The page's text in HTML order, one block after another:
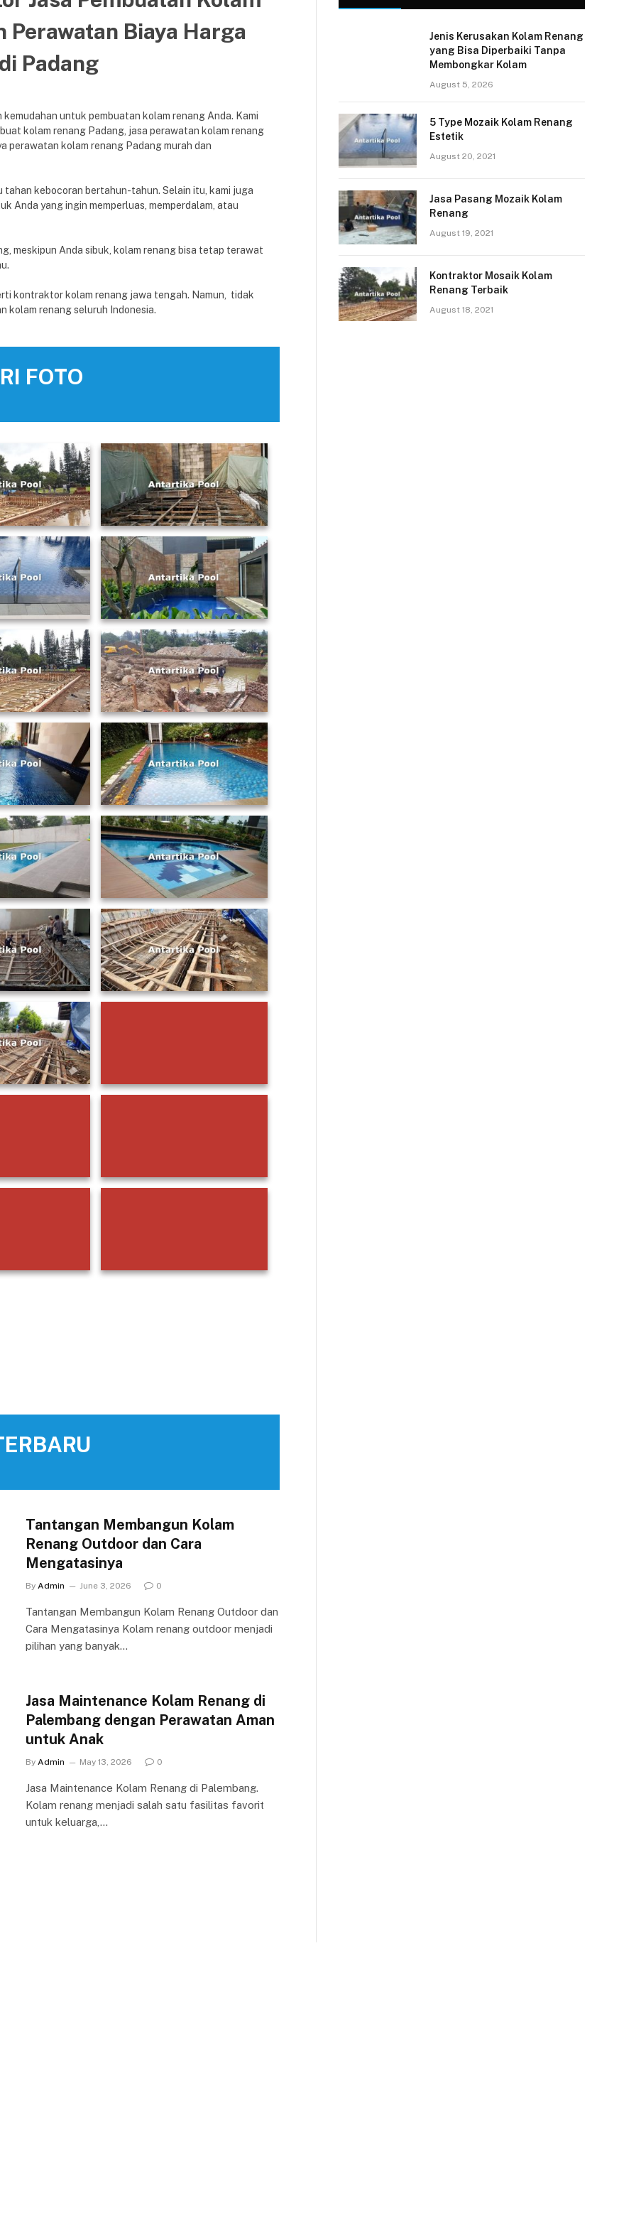
Perawatan Biaya Harga
Padang
untuk pembuatan kolam renang Anda. Kami
kolam renang Padang, jasa perawatan kolam renang
perawatan kolam renang Padang murah dan
kebocoran bertahun-tahun. Selain itu, kami juga
Anda yang ingin memperluas, memperdalam, atau
meskipun Anda sibuk, kolam renang bisa tetap terawat
kontraktor kolam renang jawa tengah. Namun, tidak
kolam renang seluruh Indonesia.
FOTO
Ini Dia Kontraktor Kolam Renang
Mozaik Kolam Jasa Pemasangan Keramik Kolam
Tantangan Membangun Kolam
Renang Outdoor dan Cara
Mengatasinya
By Admin June 3, 2026 0
Tantangan Membangun Kolam Renang Outdoor dan
Cara Mengatasinya Kolam renang outdoor menjadi
pilihan yang banyak…
Jasa Maintenance Kolam Renang di
Palembang dengan Perawatan Aman
untuk Anak
By Admin May 13, 2026 0
Jasa Maintenance Kolam Renang di Palembang.
Kolam renang menjadi salah satu fasilitas favorit
untuk keluarga,…
Jenis Kerusakan Kolam Renang
yang Bisa Diperbaiki Tanpa
Membongkar Kolam
August 5, 2026
5 Type Mozaik Kolam Renang
Estetik
August 20, 2021
Jasa Pasang Mozaik Kolam
Renang
August 19, 2021
Kontraktor Mosaik Kolam
Renang Terbaik
August 18, 2021